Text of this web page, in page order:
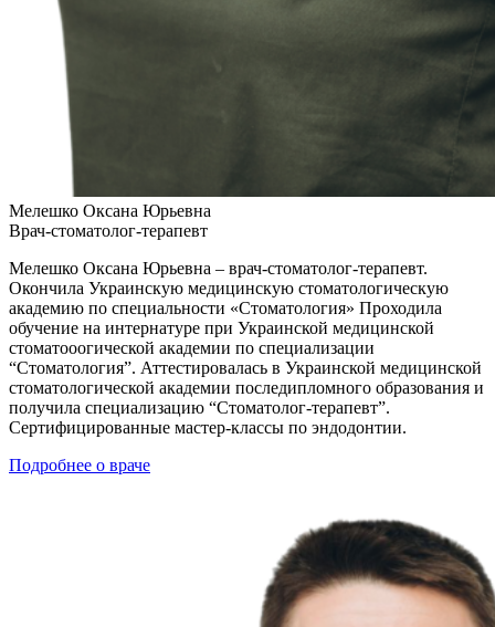
Мелешко Оксана Юрьевна
Врач-стоматолог-терапевт
Мелешко Оксана Юрьевна – врач-стоматолог-терапевт.
Окончила Украинскую медицинскую стоматологическую
академию по специальности «Стоматология» Проходила
обучение на интернатуре при Украинской медицинской
стоматооогической академии по специализации
“Стоматология”. Аттестировалась в Украинской медицинской
стоматологической академии последипломного образования и
получила специализацию “Стоматолог-терапевт”.
Сертифицированные мастер-классы по эндодонтии.
Подробнее о враче